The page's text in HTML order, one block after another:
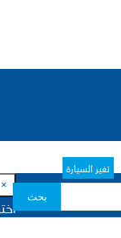
تغير السيارة
بحث
×